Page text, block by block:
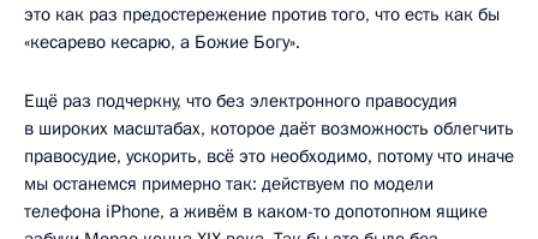
это как раз предостережение против того, что есть как бы
«кесарево кесарю, а Божие Богу».
Ещё раз подчеркну, что без электронного правосудия
в широких масштабах, которое даёт возможность облегчить
правосудие, ускорить, всё это необходимо, потому что иначе
мы останемся примерно так: действуем по модели
телефона iPhone, а живём в каком-то допотопном ящике